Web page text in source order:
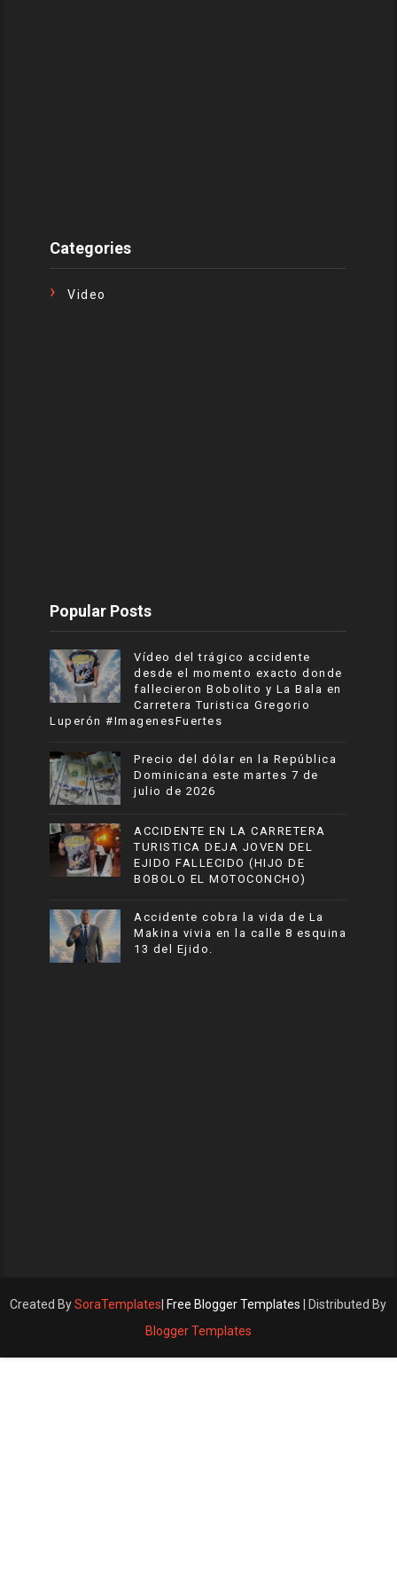
Categories
Video
Popular Posts
Vídeo del trágico accidente
desde el momento exacto donde
fallecieron Bobolito y La Bala en
Carretera Turistica Gregorio
Luperón #ImagenesFuertes
Precio del dólar en la República
Dominicana este martes 7 de
julio de 2026
ACCIDENTE EN LA CARRETERA
TURISTICA DEJA JOVEN DEL
EJIDO FALLECIDO (HIJO DE
BOBOLO EL MOTOCONCHO)
Accidente cobra la vida de La
Makina vivia en la calle 8 esquina
13 del Ejido.
Created BySoraTemplates Free Blogger Templates | Distributed By
Blogger Templates